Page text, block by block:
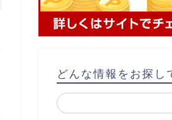
どんな情報をお探し